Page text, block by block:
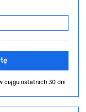
ciągu ostatnich 30 dni